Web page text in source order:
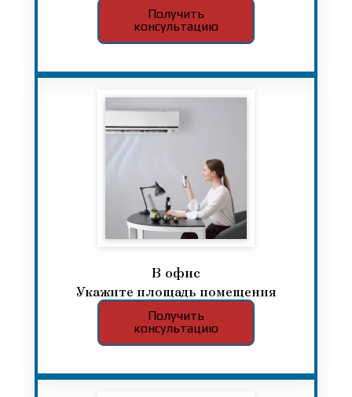
Получить
консультацию
В офис​​​​​​​
Укажите площадь помещения
Получить
консультацию